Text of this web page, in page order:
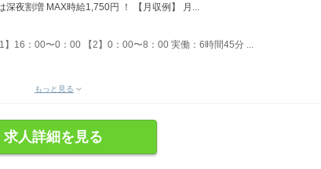
夜割増 MAX時給1,750円 ！ 【月収例】 月...
16：00〜0：00 【2】0：00〜8：00 実働：6時間45分 ...
もっと見る
求人詳細を見る